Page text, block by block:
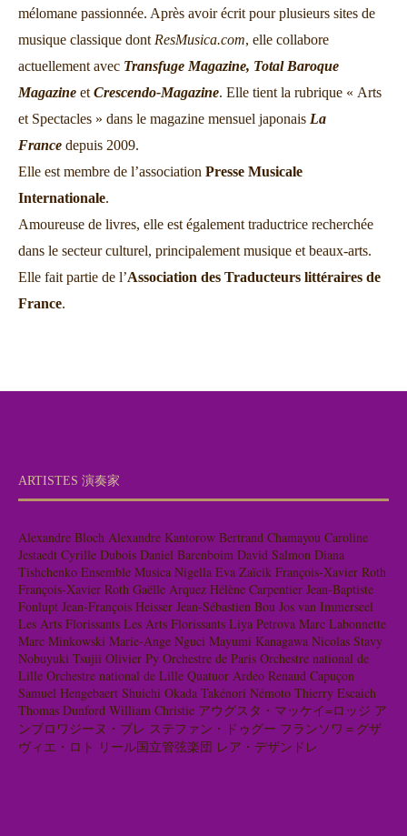
mélomane passionnée. Après avoir écrit pour plusieurs sites de
musique classique dont ResMusica.com, elle collabore
actuellement avec Transfuge Magazine, Total Baroque
Magazine et Crescendo-Magazine. Elle tient la rubrique « Arts
et Spectacles » dans le magazine mensuel japonais La
France depuis 2009.
Elle est membre de l’association Presse Musicale
Internationale.
Amoureuse de livres, elle est également traductrice recherchée
dans le secteur culturel, principalement musique et beaux-arts.
Elle fait partie de l’Association des Traducteurs littéraires de
France.
ARTISTES 演奏家
Alexandre Bloch Alexandre Kantorow Bertrand Chamayou Caroline
Jestaedt Cyrille Dubois Daniel Barenboim David Salmon Diana
Tishchenko Ensemble Musica Nigella Eva Zaïcik François-Xavier Roth
François-Xavier Roth Gaëlle Arquez Hélène Carpentier Jean-Baptiste
Fonlupt Jean-François Heisser Jean-Sébastien Bou Jos van Immerseel
Les Arts Florissants Les Arts Florissants Liya Petrova Marc Labonnette
Marc Minkowski Marie-Ange Nguci Mayumi Kanagawa Nicolas Stavy
Nobuyuki Tsujii Olivier Py Orchestre de Paris Orchestre national de
Lille Orchestre national de Lille Quatuor Ardeo Renaud Capuçon
Samuel Hengebaert Shuichi Okada Takénori Némoto Thierry Escaich
Thomas Dunford William Christie アウグスタ・マッケイ=ロッジ ア
ンブロワジーヌ・ブレ ステファン・ドゥグー フランソワ＝グザ
ヴィエ・ロト リール国立管弦楽団 レア・デザンドレ